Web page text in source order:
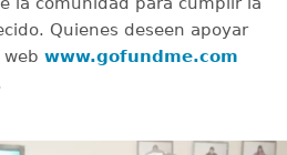
Quienes deseen apoyar
www.gofundme.com